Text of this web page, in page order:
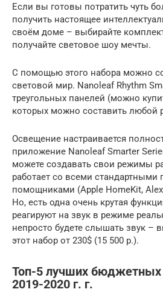
Если вы готовы потратить чуть
получить настоящее
своём доме – выбирайте
получайте световое шоу мечты.
С помощью этого набора можно
световой мир. Nanoleaf Rhythm
треугольных панелей (можно
которых можно составить любой
Освещение настраивается
приложение Nanoleaf Smarter
можете создавать свои режимы
работает со всеми стандартными
помощниками (Apple HomeKit,
Но, есть одна очень крутая
реагируют на звук в режиме
непросто будете слышать звук –
этот набор от 230$ (15 500 р.).
Топ-5 лучших
2019-2020 г. г.